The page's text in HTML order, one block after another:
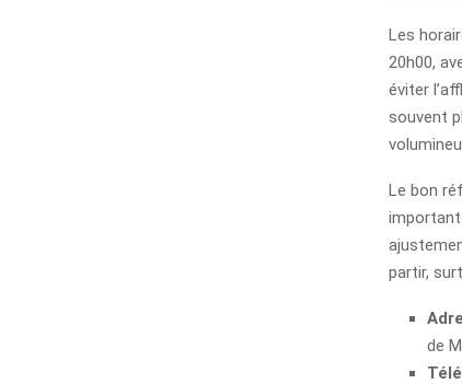
Les
20h00,
éviter
souvent
Le bon
partir,
de